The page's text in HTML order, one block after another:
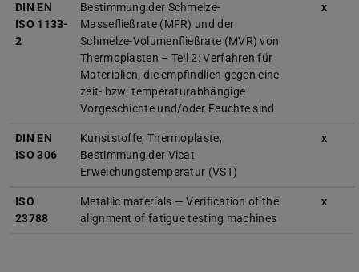
DIN EN
ISO 1133-
2
Bestimmung der Schmelze-
Massefließrate (MFR) und der
Schmelze-Volumenfließrate (MVR) von
Thermoplasten – Teil 2: Verfahren für
Materialien, die empfindlich gegen eine
zeit- bzw. temperaturabhängige
Vorgeschichte und/oder Feuchte sind
x
DIN EN
ISO 306
Kunststoffe, Thermoplaste,
Bestimmung der Vicat
Erweichungstemperatur (VST)
x
ISO
23788
Metallic materials — Verification of the
alignment of fatigue testing machines
x